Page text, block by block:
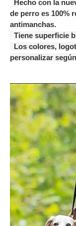
Hecho con la
de perro es 100%
antimanchas.
Tiene superficie
Los colores,
personalizar